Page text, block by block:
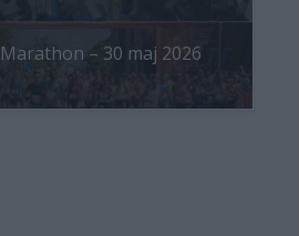
– 30 maj 2026